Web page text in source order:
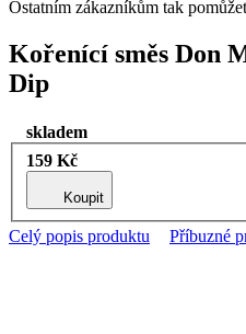
Ostatním zákazníkům tak
Kořenící směs Don
Dip
skladem
159 Kč
Koupit
Celý popis produktu Příbuzné